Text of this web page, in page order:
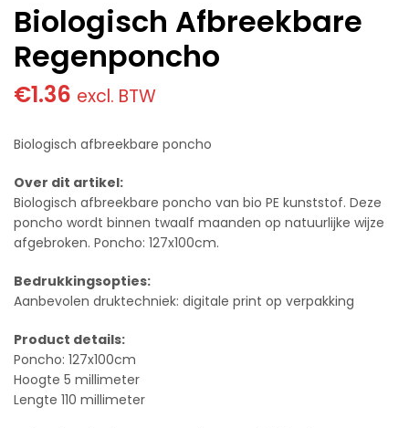
Biologisch Afbreekbare
Regenponcho
€1.36 excl. BTW
Biologisch afbreekbare poncho
Over dit artikel:
Biologisch afbreekbare poncho van bio PE kunststof. Deze
poncho wordt binnen twaalf maanden op natuurlijke wijze
afgebroken. Poncho: 127x100cm.
Bedrukkingsopties:
Aanbevolen druktechniek: digitale print op verpakking
Product details:
Poncho: 127x100cm
Hoogte 5 millimeter
Lengte 110 millimeter